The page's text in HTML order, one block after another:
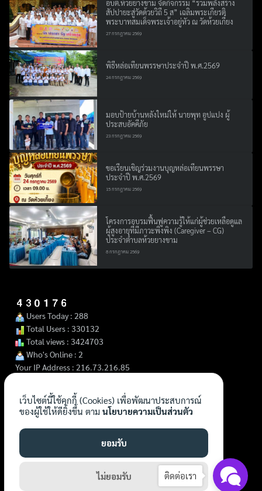
อบต.ห้วยยางขาม จัดกิจกรรม “รวมพลังสร้าง
สัปปายะสู่วัดด้วยวิถี 5 ส” เฉลิมพระเกียรติ
พระบาทสมเด็จพระเจ้าอยู่หัว ณ วัดห้วยเกี๋ยง
27 กรกฎาคม 2569
พิธีหล่อเทียนพรรษาประจำปี พ.ศ.2569
24 กรกฎาคม 2569
มอบป้ายบ้านหลังใหม่ให้ นายพุท อูปแปง ผู้
ประสบอัคคีภัย
23 กรกฎาคม 2569
ขอเรียนเชิญร่วมงานบุญหล่อเทียนพรรษา
ประจำปี พ.ศ.2569
15 กรกฎาคม 2569
โครงการอบรมฟื้นฟูความรู้ให้แก่ผู้ช่วยเหลือดูแล
ผู้สูงอายุที่มีภาวะพึ่งพิง (Caregiver – CG)
ประจำตำบลห้วยยางขาม
8 กรกฎาคม 2569
Users Today : 288
Total Users : 330132
Total views : 3424703
Who's Online : 2
Your IP Address : 216.73.216.85
ติดต่อเรา
เว็บไซต์นี้ใช้คุกกี้ (Cookies) เพื่อพัฒนาประสบการณ์
ของผู้ใช้ให้ดียิ่งขึ้น ตาม นโยบายความเป็นส่วนตัว
ยอมรับ
ไม่ยอมรับ